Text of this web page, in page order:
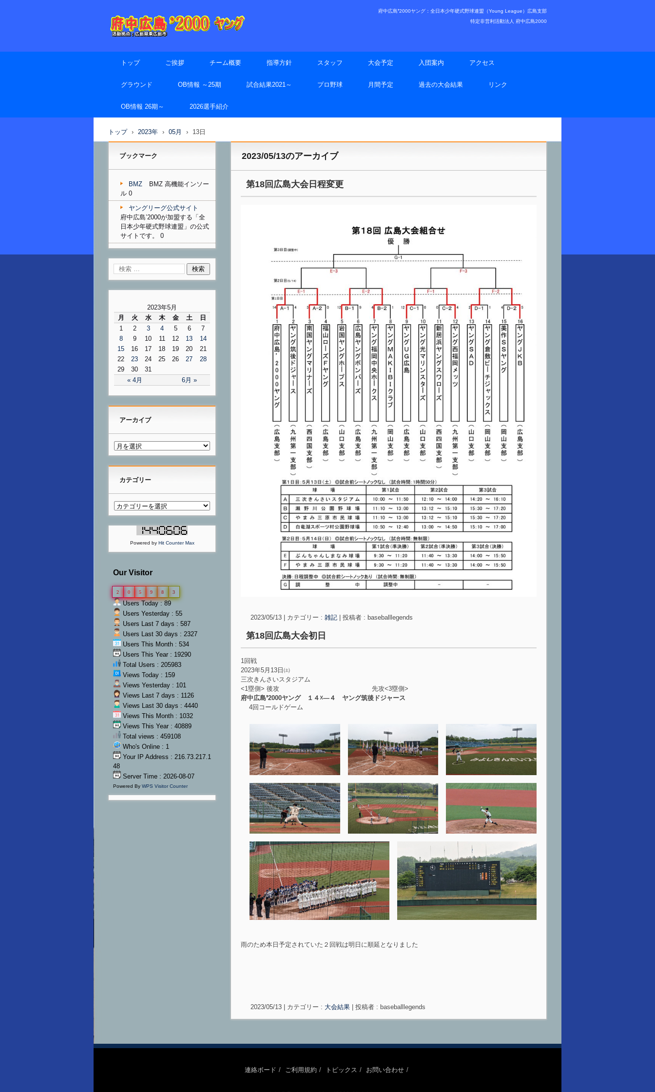
府中広島❜2000ヤング：全日本少年硬式野球連盟（Young League）広島支部
特定非営利活動法人 府中広島2000
トップ ご挨拶 チーム概要 指導方針 スタッフ 大会予定 入団案内 アクセス
グラウンド OB情報 ～25期 試合結果2021～ プロ野球 月間予定 過去の大会結果 リンク
OB情報 26期～ 2026選手紹介
トップ › 2023年 › 05月 › 13日
2023/05/13のアーカイブ
第18回広島大会日程変更
2023/05/13 カテゴリー : 雑記 投稿者 : baseballlegends
第18回広島大会初日
1回戦
2023年5月13日㈯
三次きんさいスタジアム
<1塁側> 後攻 先攻<3塁側>
府中広島❜2000ヤング １４☓―４ ヤング筑後ドジャース
4回コールドゲーム
雨のため本日予定されていた２回戦は明日に順延となりました
2023/05/13 カテゴリー : 大会結果 投稿者 : baseballlegends
ブックマーク
BMZ
BMZ 高機能インソー
ル 0
ヤングリーグ公式サイト
府中広島’2000が加盟する「全
日本少年硬式野球連盟」の公式
サイトです。 0
2023年5月
月
火 水 木 金 土 日
« 4月 6月 »
1 2 3 4 5 6
7
8
9 10 11 12 13
14
15
16 17 18 19 20
21
22
23 24 25 26 27
28
29
30 31
アーカイブ
カテゴリー
Powered by Hit Counter Max
Our Visitor
2 0 5 9 8 3
Users Today : 89
Users Yesterday : 55
Users Last 7 days : 587
Users Last 30 days : 2327
Users This Month : 534
Users This Year : 19290
Total Users : 205983
Views Today : 159
Views Yesterday : 101
Views Last 7 days : 1126
Views Last 30 days : 4440
Views This Month : 1032
Views This Year : 40889
Total views : 459108
Who's Online : 1
Your IP Address : 216.73.217.1
48
Server Time : 2026-08-07
Powered By WPS Visitor Counter
連絡ボード ご利用規約 トピックス お問い合わせ